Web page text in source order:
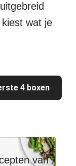
wat je
4 boxen
van